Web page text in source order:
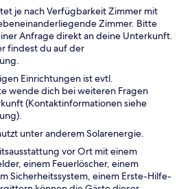
je nach Verfügbarkeit Zimmer mit
Zimmer. Bitte
Anfrage direkt an deine Unterkunft.
findest du auf der
Einrichtungen ist evtl.
wende dich bei weiteren Fragen
(Kontaktinformationen siehe
unter anderem Solarenergie.
vor Ort mit einem
einem Feuerlöscher, einem
Sicherheitssystem, einem Erste-Hilfe-